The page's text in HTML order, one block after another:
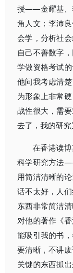
授——金耀基、
角人文；李沛
会学，分析社
自己不善数字
学做资格考试
他问我考虑清
为形象上非常
战性很大，需
去了，我的研究
在香港读
科学研究方法
用简洁清晰的
话不太好，人
东西非常简洁
对他的著作《
能吸引我的书
要清晰，不讲
关键的东西抓